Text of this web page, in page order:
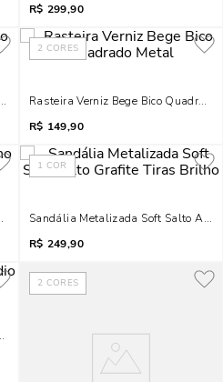
R$ 299,90
Cruzadas
2 CORES
Rasteira Verniz Bege Bico Quadrado
R$ 149,90
Brilho
1 COR
Sandália Metalizada Soft Salto Alto
R$ 249,90
Tiras Cruzadas
2 CORES